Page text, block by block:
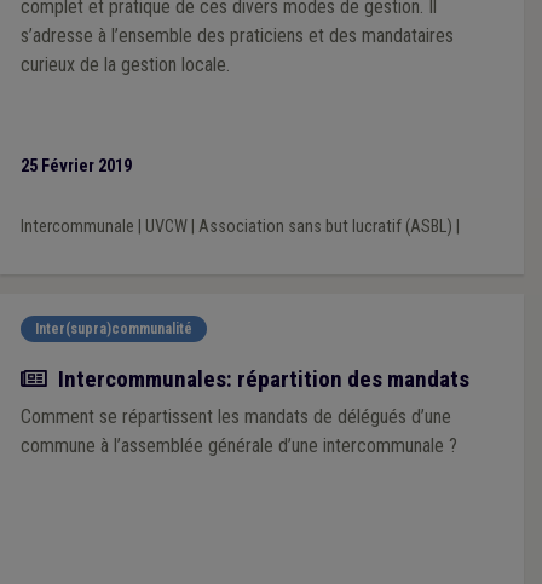
complet et pratique de ces divers modes de gestion. Il
s’adresse à l’ensemble des praticiens et des mandataires
curieux de la gestion locale.
25 Février 2019
Intercommunale UVCW| Association sans but lucratif (ASBL)
Inter(supra)communalité
Actualité
Intercommunales: répartition des mandats
Comment se répartissent les mandats de délégués d’une
commune à l’assemblée générale d’une intercommunale ?